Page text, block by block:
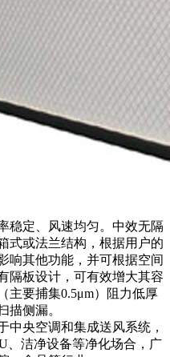
稳定、风速均匀。中效无隔
式或法兰结构，根据用户的
响其他功能，并可根据空间
隔板设计，可有效增大其容
主要捕集0.5μm）阻力低厚
描侧漏。
中央空调和集成送风系统，
、洁净设备等净化场合，广